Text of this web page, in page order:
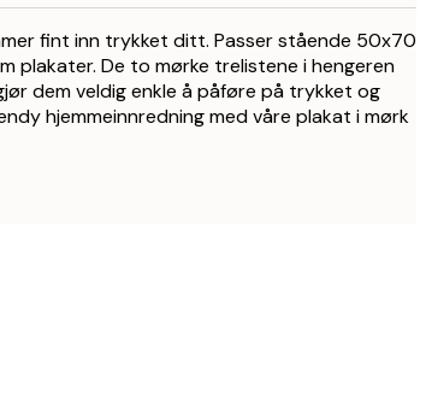
fint inn trykket ditt. Passer stående 50x70
plakater. De to mørke trelistene i hengeren
dem veldig enkle å påføre på trykket og
hjemmeinnredning med våre plakat i mørk